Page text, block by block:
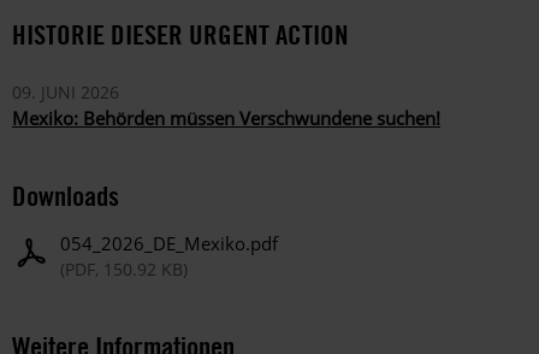
HISTORIE DIESER URGENT ACTION
09. JUNI 2026
Mexiko: Behörden müssen Verschwundene suchen!
Downloads
054_2026_DE_Mexiko.pdf
(PDF, 150.92 KB)
Weitere Informationen